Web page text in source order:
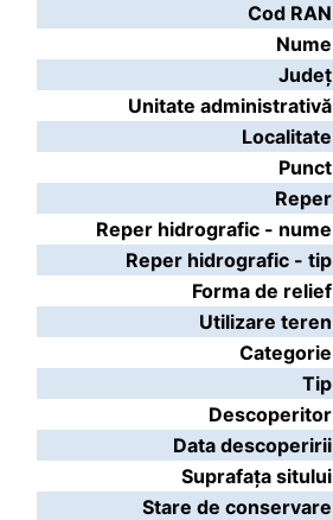
Cod RAN
Nume
Județ
Unitate administrativă
Localitate
Punct
Reper
Reper hidrografic - nume
Reper hidrografic - tip
Forma de relief
Utilizare teren
Categorie
Tip
Descoperitor
Data descoperirii
Suprafața sitului
Stare de conservare